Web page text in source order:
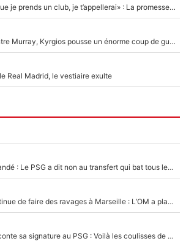
Mercato - OM - «Dès que je prends un club, je t’appellerai» : La promesse de Marcelino au moment de claquer la porte
Victime de racisme contre Murray, Kyrgios pousse un énorme coup de gueule !
Real Madrid, le vestiaire exulte
140M€ pour Yan Diomandé : Le PSG a dit non au transfert qui bat tous les records sur le mercato
La crise financière continue de faire des ravages à Marseille : L’OM a placé 12 joueurs sur le marché des transferts… et ça pourrait lui rapporter près de 100M€ !
Maghnes Akliouche raconte sa signature au PSG : Voilà les coulisses de son transfert de rêve à 50M€